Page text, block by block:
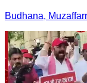
Budhana,